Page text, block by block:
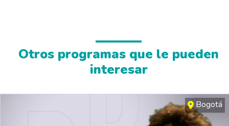
Otros programas que le pueden
interesar
Bogotá